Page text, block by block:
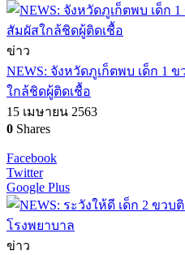
ข่าว
NEWS: จังหวัดภูเก็ตพบ เด็ก 1
ใกล้ชิดผู้ติดเชื้อ
15 เมษายน 2563
0 Shares
Facebook
Twitter
Google Plus
ข่าว